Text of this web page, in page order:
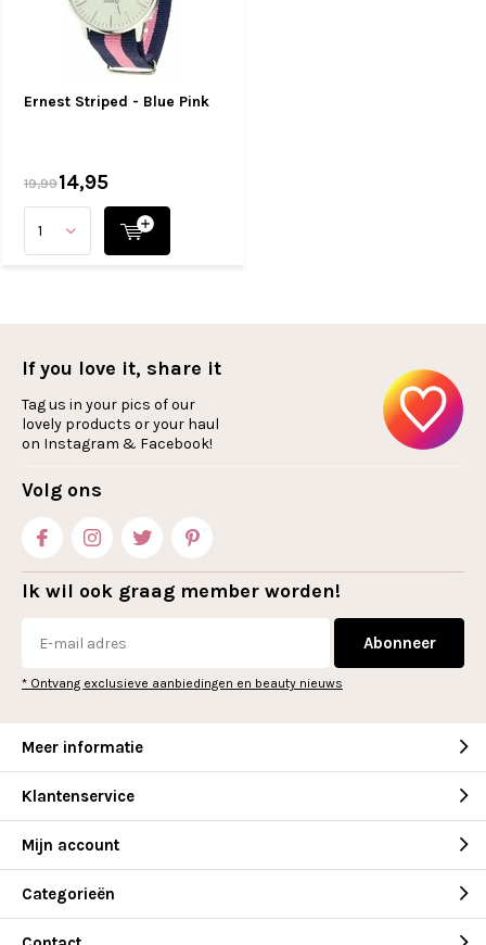
Ernest Striped - Blue Pink
19,9914,95
If you love it, share it
Tag us in your pics of our
lovely products or your haul
on Instagram & Facebook!
Volg ons
Ik wil ook graag member worden!
Abonneer
* Ontvang exclusieve aanbiedingen en beauty nieuws
Meer informatie
Klantenservice
Mijn account
Categorieën